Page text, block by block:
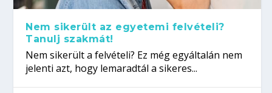
Nem sikerült az egyetemi felvételi?
Tanulj szakmát!
Nem sikerült a felvételi? Ez még egyáltalán nem
jelenti azt, hogy lemaradtál a sikeres...